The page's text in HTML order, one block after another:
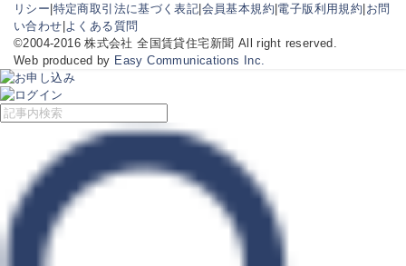
リシー|特定商取引法に基づく表記|会員基本規約|電子版利用規約|お問
い合わせ|よくある質問
©2004-2016 株式会社 全国賃貸住宅新聞 All right reserved.
Web produced by Easy Communications Inc.